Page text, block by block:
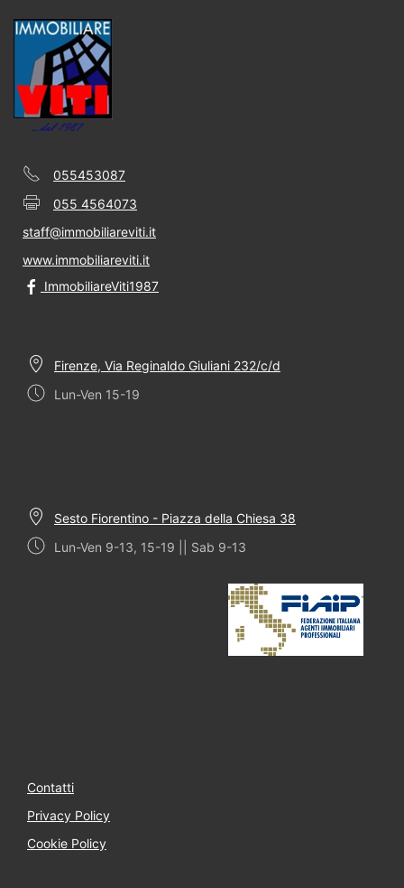
055453087
055 4564073
staff@immobiliareviti.it
www.immobiliareviti.it
ImmobiliareViti1987
Firenze, Via Reginaldo Giuliani 232/c/d
Lun-Ven 15-19
Sesto Fiorentino - Piazza della Chiesa 38
Lun-Ven 9-13, 15-19 || Sab 9-13
Contatti
Privacy Policy
Cookie Policy